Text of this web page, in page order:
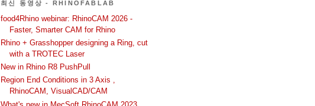
최신 동영상 - RHINOFABLAB
food4Rhino webinar: RhinoCAM 2026 -
Faster, Smarter CAM for Rhino
Rhino + Grasshopper designing a Ring, cut
with a TROTEC Laser
New in Rhino R8 PushPull
Region End Conditions in 3 Axis ,
RhinoCAM, VisualCAD/CAM